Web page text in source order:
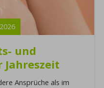
2026
und
Jahreszeit
Ansprüche als im